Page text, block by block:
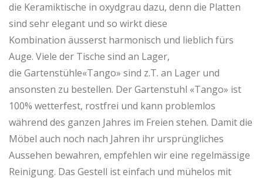
die Keramiktische in oxydgrau dazu, denn die Platten
sind sehr elegant und so wirkt diese
Kombination äusserst harmonisch und lieblich fürs
Auge. Viele der Tische sind an Lager,
die Gartenstühle«Tango» sind z.T. an Lager und
ansonsten zu bestellen. Der Gartenstuhl «Tango» ist
100% wetterfest, rostfrei und kann problemlos
während des ganzen Jahres im Freien stehen. Damit die
Möbel auch noch nach Jahren ihr ursprüngliches
Aussehen bewahren, empfehlen wir eine regelmässige
Reinigung. Das Gestell ist einfach und mühelos mit